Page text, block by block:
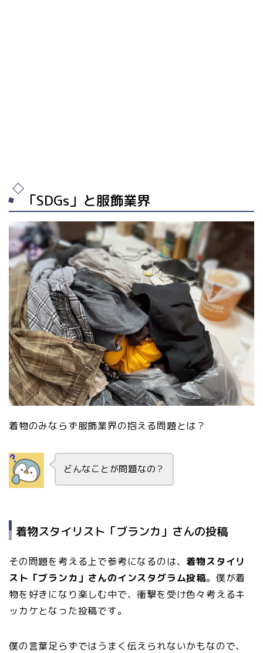
「SDGs」と服飾業界
着物のみならず服飾業界の抱える問題とは？
どんなことが問題なの？
着物スタイリスト「ブランカ」さんの投稿
その問題を考える上で参考になるのは、 着物スタイリ
スト「ブランカ」さんのインスタグラム投稿。僕が着
物を好きになり楽しむ中で、衝撃を受け色々考えるキ
ッカケとなった投稿です。
僕の言葉足らずではうまく伝えられないかもなので、